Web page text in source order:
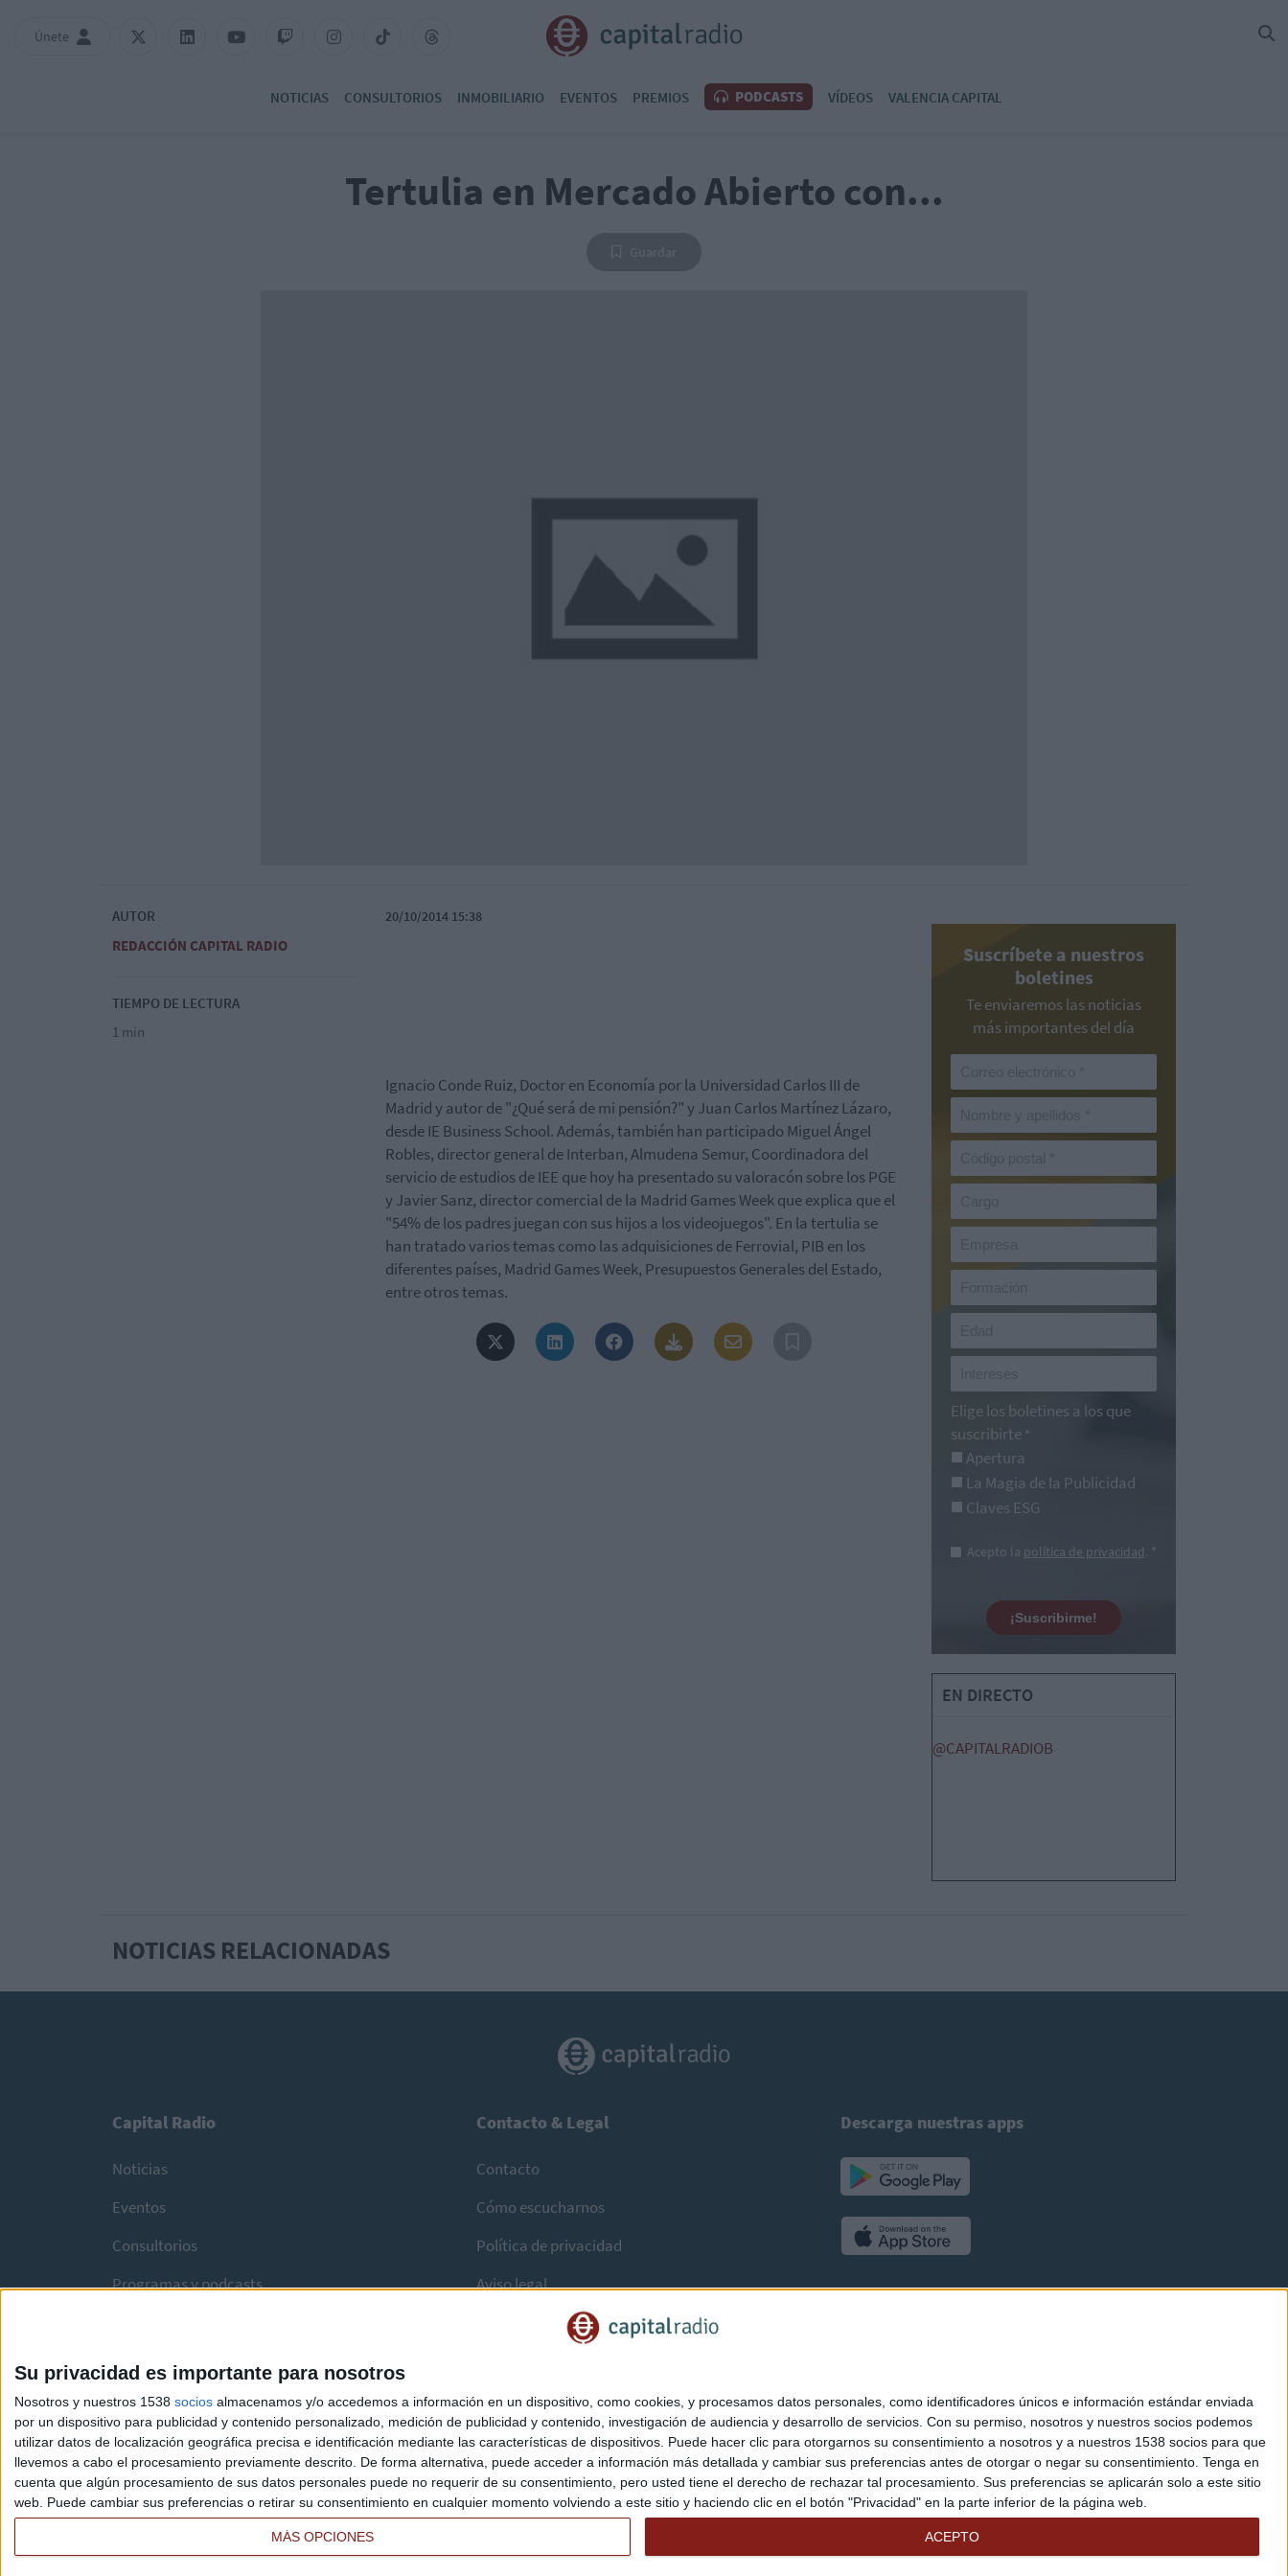
Su privacidad es importante para nosotros
Nosotros y nuestros 1538 socios almacenamos y/o accedemos a información en un dispositivo, como cookies, y procesamos datos personales, como identificadores únicos e información estándar enviada
por un dispositivo para publicidad y contenido personalizado, medición de publicidad y contenido, investigación de audiencia y desarrollo de servicios. Con su permiso, nosotros y nuestros socios podemos
utilizar datos de localización geográfica precisa e identificación mediante las características de dispositivos. Puede hacer clic para otorgarnos su consentimiento a nosotros y a nuestros 1538 socios para que
llevemos a cabo el procesamiento previamente descrito. De forma alternativa, puede acceder a información más detallada y cambiar sus preferencias antes de otorgar o negar su consentimiento. Tenga en
cuenta que algún procesamiento de sus datos personales puede no requerir de su consentimiento, pero usted tiene el derecho de rechazar tal procesamiento. Sus preferencias se aplicarán solo a este sitio
web. Puede cambiar sus preferencias o retirar su consentimiento en cualquier momento volviendo a este sitio y haciendo clic en el botón "Privacidad" en la parte inferior de la página web.
MÁS OPCIONES ACEPTO
Únete
NOTICIAS CONSULTORIOS INMOBILIARIO EVENTOS PREMIOS PODCASTS VÍDEOS VALENCIA CAPITAL
Tertulia en Mercado Abierto con...
AUTOR
REDACCIÓN CAPITAL RADIO
TIEMPO DE LECTURA
1 min
20/10/2014 15:38
Ignacio Conde Ruiz, Doctor en Economía por la Universidad Carlos III de
Madrid y autor de "¿Qué será de mi pensión?" y Juan Carlos Martínez Lázaro,
desde IE Business School. Además, también han participado Miguel Ángel
Robles, director general de Interban, Almudena Semur, Coordinadora del
servicio de estudios de IEE que hoy ha presentado su valoracón sobre los PGE
y Javier Sanz, director comercial de la Madrid Games Week que explica que el
"54% de los padres juegan con sus hijos a los videojuegos". En la tertulia se
han tratado varios temas como las adquisiciones de Ferrovial, PIB en los
diferentes países, Madrid Games Week, Presupuestos Generales del Estado,
entre otros temas.
Suscríbete a nuestros
boletines
Te enviaremos las noticias
más importantes del día
Elige los boletines a los que
suscribirte *
Apertura
La Magia de la Publicidad
Claves ESG
Acepto la política de privacidad. *
¡Suscribirme!
EN DIRECTO
@CAPITALRADIOB
NOTICIAS RELACIONADAS
Capital Radio
Noticias
Eventos
Consultorios
Programas y podcasts
Contacto & Legal
Contacto
Cómo escucharnos
Política de privacidad
Aviso legal
Descarga nuestras apps